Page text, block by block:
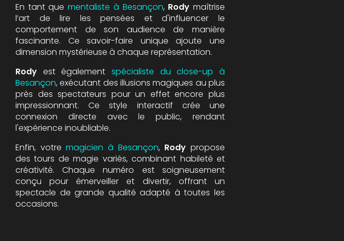
En tant quementaliste à Besançon, Rody maîtrise
l’art de lire les pensées et d'influencer le
comportement de son audience de manière
fascinante. Ce savoir-faire unique ajoute une
dimension mystérieuse à chaque représentation.
Rody est également spécialiste du close-up à
Besançon, exécutant des illusions magiques au plus
près des spectateurs pour un effet encore plus
impressionnant. Ce style interactif crée une
connexion directe avec le public, rendant
l'expérience inoubliable.
Enfin, votremagicien à Besançon, Rody propose
des tours de magie variés, combinant habileté et
créativité. Chaque numéro est soigneusement
conçu pour émerveiller et divertir, offrant un
spectacle de grande qualité adapté à toutes les
occasions.